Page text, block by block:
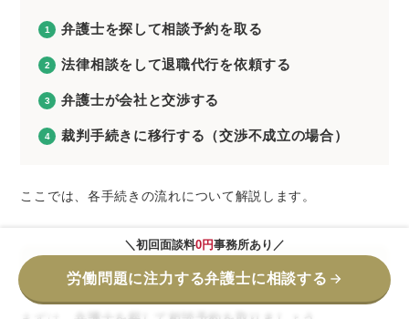
弁護士を探して相談予約を取る
法律相談をして退職代行を依頼する
弁護士が会社と交渉する
裁判手続きに移行する（交渉不成立の場合）
ここでは、各手続きの流れについて解説します。
＼初回面談料0円事務所あり／
労働問題に注力する弁護士に相談する